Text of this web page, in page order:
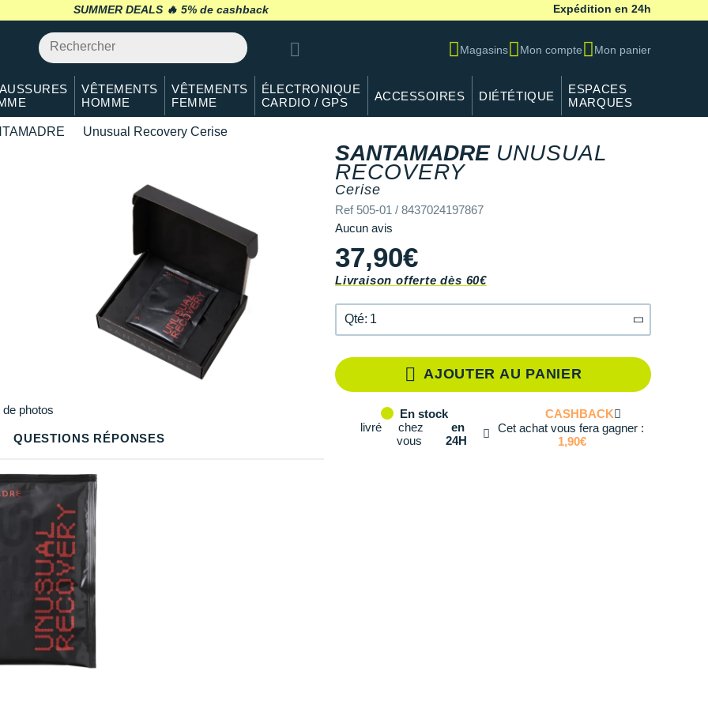
SUMMER DEALS 🔥 retour 30 jours* Expédition en 24h
Magasins Mon compte Mon panier
VÊTEMENTS
HOMME
VÊTEMENTS
FEMME
ÉLECTRONIQUE
CARDIO / GPS
ACCESSOIRES DIÉTÉTIQUE
ESPACES
MARQUES
Unusual Recovery Cerise
SANTAMADRE UNUSUAL
RECOVERY
Cerise
Ref 505-01 / 8437024197867
Aucun avis
37,90€
Livraison offerte dès 60€
Qté: 1
AJOUTER AU PANIER
En stock
livré
chez
vous
en
24H
CASHBACK
Cet achat vous fera gagner :
1,90€
Plus
de photos
QUESTIONS RÉPONSES
Qté: 2
Qté: 5
Qté: 8